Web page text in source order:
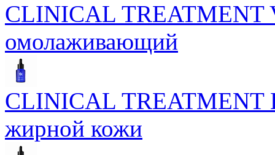
CLINICAL TREATMENT
омолаживающий
CLINICAL TREATMENT
жирной кожи